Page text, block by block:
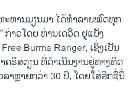
ະຫານມຽນມາ ໄດ້ທໍາລາຍໝົດທຸກ
ກ່າວໂດຍ ທ່ານເດວິດ ຢູແບັງ
Burma Ranger, ເຊິ່ງເປັນ
ຣິສຕຽນ ທີ່ດໍາເນີນງານຢູ່ທາງທິດ
ລາຫຼາຍກວ່າ 30 ປີ, ໂດຍໃສ່ອີກຊື່ນຶ່